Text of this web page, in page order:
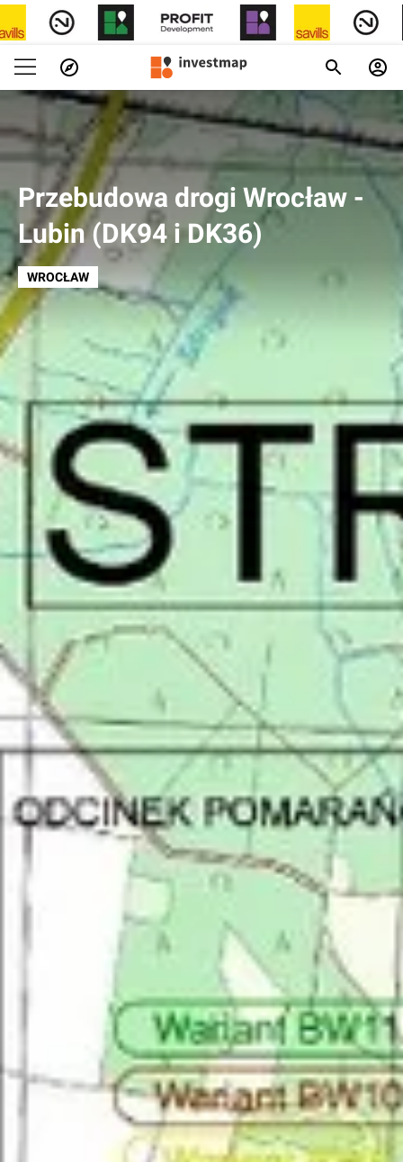
Przebudowa drogi Wrocław -
Lubin (DK94 i DK36)
WROCŁAW